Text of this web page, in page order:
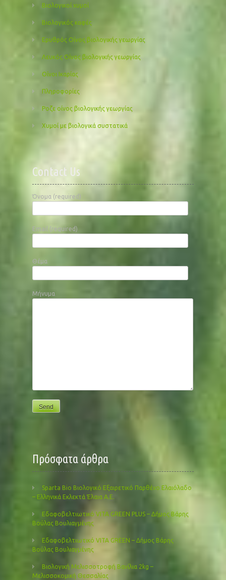
Βιολογικοί χυμοί
Βιολογικός καφές
Ερυθρός Οίνος βιολογικής γεωργίας
Λευκός Οίνος βιολογικής γεωργίας
Οίνοι Ικαρίας
Πληροφορίες
Ροζε οίνος βιολογικής γεωργίας
Χυμοί με βιολογικά συστατικά
Contact Us
Όνομα (required)
Email (required)
Θέμα
Μήνυμα
Πρόσφατα άρθρα
Sparta Bio Βιολογικό Εξαιρετικό Παρθένο Ελαιόλαδο
– Ελληνικά Εκλεκτά Έλαια Α.Ε.
Εδαφοβελτιωτικό VITA GREEN PLUS – Δήμος Βάρης
Βούλας Βουλιαγμένης
Εδαφοβελτιωτικό VITA GREEN – Δήμος Βάρης
Βούλας Βουλιαγμένης
Βιολογική Μελισσοτροφή Βανίλια 2kg –
Μελισσοκομική Θεσσαλίας